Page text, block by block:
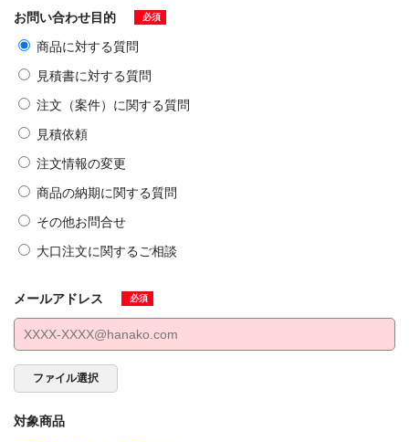
お問い合わせ目的 必須
商品に対する質問
見積書に対する質問
注文（案件）に関する質問
見積依頼
注文情報の変更
商品の納期に関する質問
その他お問合せ
大口注文に関するご相談
メールアドレス 必須
ファイル選択
対象商品